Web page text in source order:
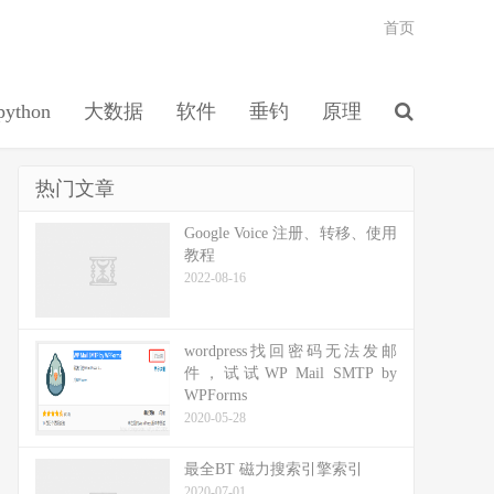
大数据 软件 垂钓 原理
首页
热门文章
Google Voice 注册、转移、使用
教程
2022-08-16
wordpress找回密码无法发邮
件，试试WP Mail SMTP by
WPForms
2020-05-28
最全BT 磁力搜索引擎索引